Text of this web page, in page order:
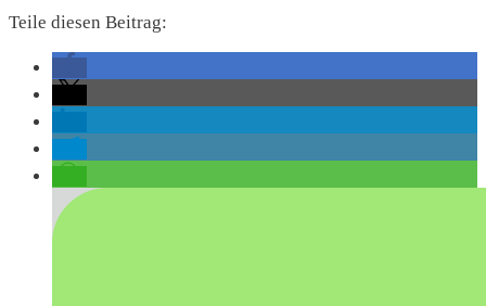
Teile diesen Beitrag: